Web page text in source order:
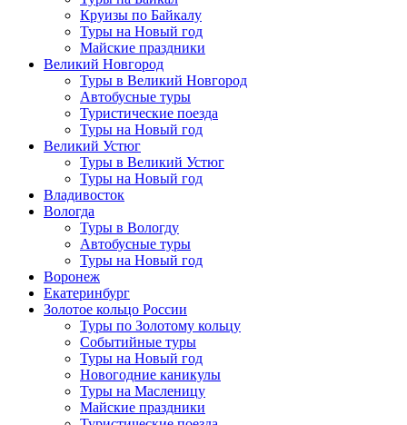
Круизы по Байкалу
Туры на Новый год
Майские праздники
Великий Новгород
Туры в Великий Новгород
Автобусные туры
Туристические поезда
Туры на Новый год
Великий Устюг
Туры в Великий Устюг
Туры на Новый год
Владивосток
Вологда
Туры в Вологду
Автобусные туры
Туры на Новый год
Воронеж
Екатеринбург
Золотое кольцо России
Туры по Золотому кольцу
Событийные туры
Туры на Новый год
Новогодние каникулы
Туры на Масленицу
Майские праздники